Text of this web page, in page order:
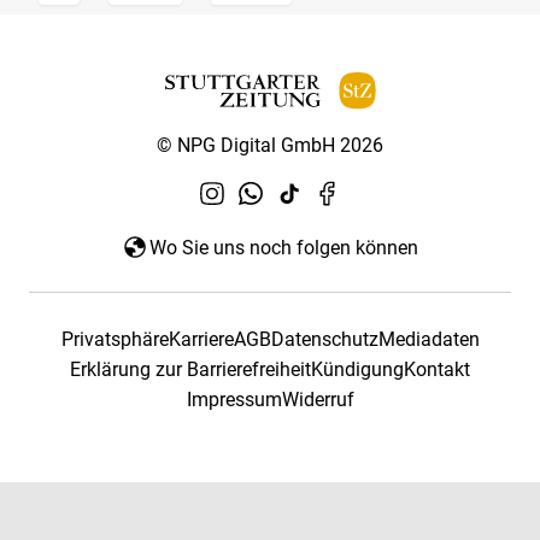
© NPG Digital GmbH 2026
Wo Sie uns noch folgen können
PrivatsphäreKarriereAGBDatenschutzMediadaten
Erklärung zur BarrierefreiheitKündigungKontakt
ImpressumWiderruf